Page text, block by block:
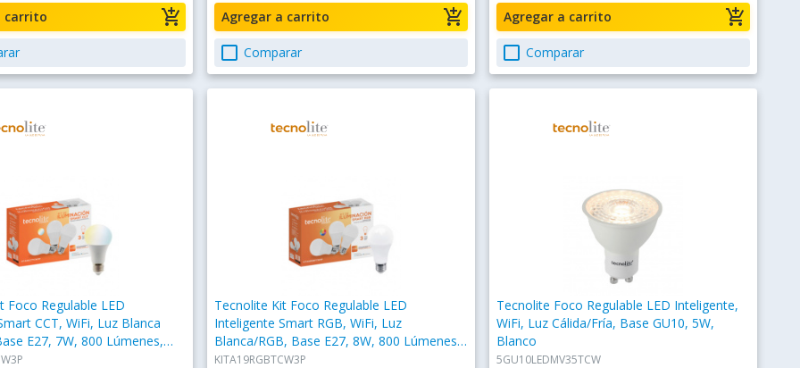
add_shopping_cart
carrito add_shopping_cart
Agregar a carrito
check_box_outline_blank Comparar
add_shopping_cart
Agregar a carrito
check_box_outline_blank Comparar
Foco Regulable LED
CCT, WiFi, Luz Blanca
E27, 7W, 800 Lúmenes,
Tecnolite Kit Foco Regulable LED
Inteligente Smart RGB, WiFi, Luz
Blanca/RGB, Base E27, 8W, 800 Lúmenes,
Blanco - 3 Piezas
KITA19RGBTCW3P
Tecnolite Foco Regulable LED Inteligente,
WiFi, Luz Cálida/Fría, Base GU10, 5W,
Blanco
5GU10LEDMV35TCW